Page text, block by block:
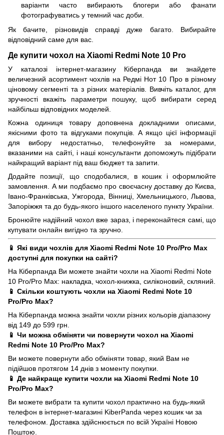
варіанти часто вибирають блогери або фанати
фотографуватись у темний час доби.
Як бачите, різновидів справді дуже багато. Вибирайте
відповідний саме для вас.
Де купити чохол на Xiaomi Redmi Note 10 Pro
У каталозі інтернет-магазину Кіберпанда ви знайдете
величезний асортимент чохлів на Редмі Нот 10 Про в різному
ціновому сегменті та з різних матеріалів. Вивчіть каталог, для
зручності вкажіть параметри пошуку, щоб вибирати серед
найбільш відповідних моделей.
Кожна одиниця товару доповнена докладними описами,
якісними фото та відгуками покупців. А якщо цієї інформації
для вибору недостатньо, телефонуйте за номерами,
вказаними на сайті, і наші консультанти допоможуть підібрати
найкращий варіант під ваш бюджет та запити.
Додайте позиції, що сподобалися, в кошик і оформлюйте
замовлення. А ми подбаємо про своєчасну доставку до Києва,
Івано-Франківська, Ужгорода, Вінниці, Хмельницького, Львова,
Запоріжжя та до будь-якого іншого населеного пункту України.
Бронюйте надійний чохол вже зараз, і переконайтеся самі, що
купувати онлайн вигідно та зручно.
📱 Які види чохлів для Xiaomi Redmi Note 10 Pro/Pro Max
доступні для покупки на сайті?
На Кіберпанда Ви можете знайти чохли на Xiaomi Redmi Note
10 Pro/Pro Max: накладка, чохол-книжка, силіконовий, скляний.
📱 Скільки коштують чохли на Xiaomi Redmi Note 10
Pro/Pro Max?
На Кіберпанда можна знайти чохли різних кольорів діапазону
від 149 до 599 грн.
📱 Чи можна обміняти чи повернути чохол на Xiaomi
Redmi Note 10 Pro/Pro Max?
Ви можете повернути або обміняти товар, який Вам не
підійшов протягом 14 днів з моменту покупки.
📱 Де найкраще купити чохли на Xiaomi Redmi Note 10
Pro/Pro Max?
Ви можете вибрати та купити чохол практично на будь-який
телефон в інтернет-магазині KiberPanda через кошик чи за
телефоном. Доставка здійснюється по всій Україні Новою
Поштою.